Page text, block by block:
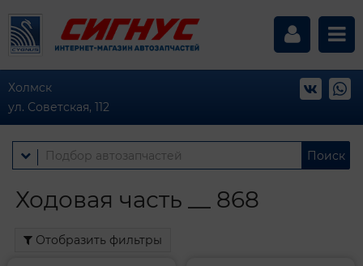
Холмск
ул. Советская, 112
Поиск
Ходовая часть __ 868
Отобразить фильтры